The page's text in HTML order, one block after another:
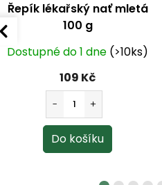
Řepík lékařský nať mletá
100 g
Dostupné do 1 dne (>10ks)
109 Kč